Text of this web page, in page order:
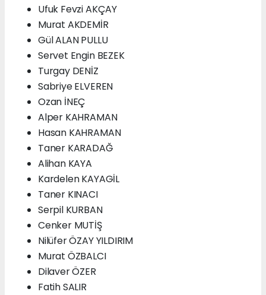
Ufuk Fevzi AKÇAY
Murat AKDEMİR
Gül ALAN PULLU
Servet Engin BEZEK
Turgay DENİZ
Sabriye ELVEREN
Ozan İNEÇ
Alper KAHRAMAN
Hasan KAHRAMAN
Taner KARADAĞ
Alihan KAYA
Kardelen KAYAGİL
Taner KINACI
Serpil KURBAN
Cenker MUTİŞ
Nilüfer ÖZAY YILDIRIM
Murat ÖZBALCI
Dilaver ÖZER
Fatih SALIR